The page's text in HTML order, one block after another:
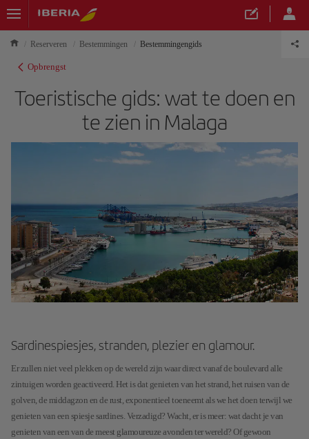
Reserveren Bestemmingen Bestemmingengids
Opbrengst
Toeristische gids: wat te doen en
te zien in Malaga
Sardinespiesjes, stranden, plezier en glamour.
Er zullen niet veel plekken op de wereld zijn waar direct vanaf de boulevard alle
zintuigen worden geactiveerd. Het is dat genieten van het strand, het ruisen van de
golven, de middagzon en de rust, exponentieel toeneemt als we het doen terwijl we
genieten van een spiesje sardines. Verzadigd? Wacht, er is meer: wat dacht je van
genieten van een van de meest glamoureuze avonden ter wereld? Of gewoon